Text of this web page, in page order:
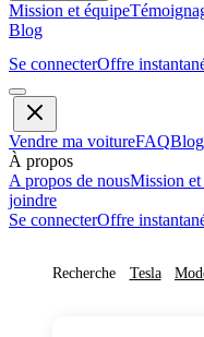
Mission et équipe
Blog
Se connecterOffre
Vendre ma voitureFAQBlog
À propos
A propos de nousMission et
joindre
Se connecterOffre
Recherche Tesla